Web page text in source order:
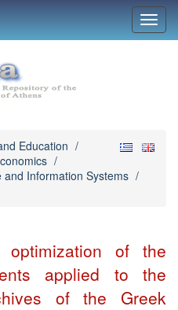
Education /
/
Information Systems /
of the
applied to the
of the Greek